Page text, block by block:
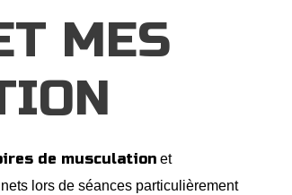
MES
de musculation et
lors de séances particulièrement